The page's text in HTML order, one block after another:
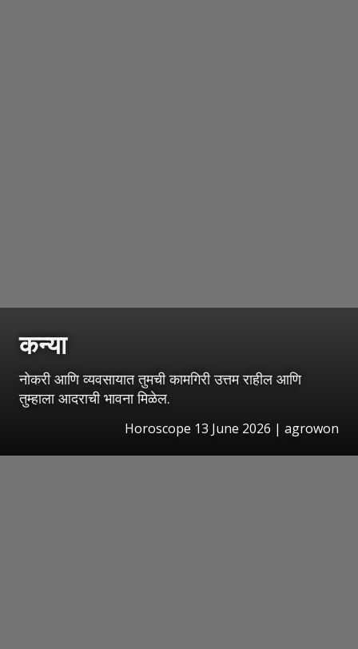
कन्या
नोकरी आणि व्यवसायात तुमची कामगिरी उत्तम राहील आणि
तुम्हाला आदराची भावना मिळेल.
Horoscope 13 June 2026 | agrowon